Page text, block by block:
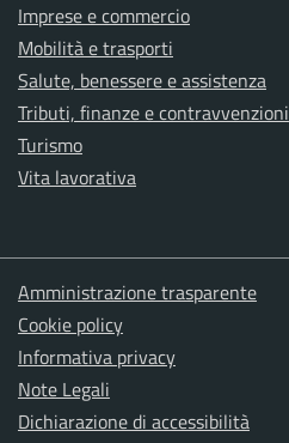
Imprese e commercio
Mobilità e trasporti
Salute, benessere e assistenza
Tributi, finanze e contravvenzioni
Turismo
Vita lavorativa
Amministrazione trasparente
Cookie policy
Informativa privacy
Note Legali
Dichiarazione di accessibilità